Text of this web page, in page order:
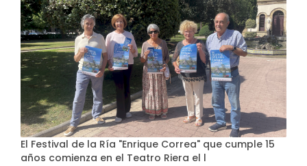
El Festival de la Ría "Enrique Correa" que cumple 15
años comienza en el Teatro Riera el l